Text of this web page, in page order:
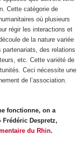
Cette catégorie de
où plusieurs
régir les interactions et
de la nature variée
des relations
etc. Cette variété de
Ceci nécessite une
de l’association.
fonctionne, on a
Frédéric Despretz,
du Rhin.